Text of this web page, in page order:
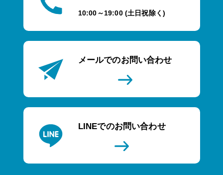
10:00～19:00 (土日祝除く)
メールでのお問い合わせ
LINEでのお問い合わせ